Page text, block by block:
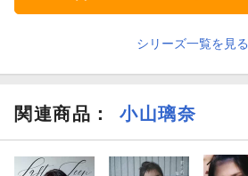
シリーズ一覧を見る
関連商品 ： 小山璃奈